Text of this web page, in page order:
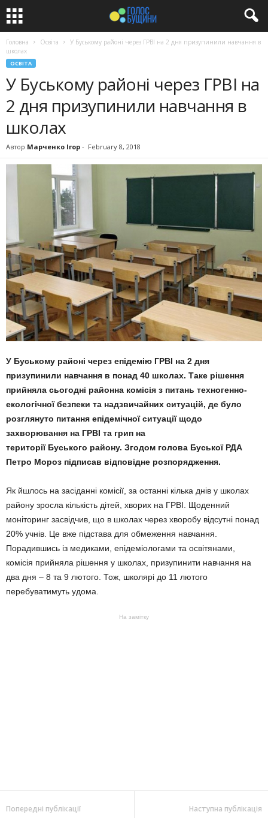
Головна Освіта
У Буському районі через ГРВІ на 2 дня призупинили навчання в
школах
ОСВІТА
У Буському районі через ГРВІ на
2 дня призупинили навчання в
школах
Автор Марченко Ігор - February 8, 2018
У Буському районі через епідемію ГРВІ на 2 дня
призупинили навчання в понад 40 школах. Таке рішення
прийняла сьогодні районна комісія з питань техногенно-
екологічної безпеки та надзвичайних ситуацій, де було
розглянуто питання епідемічної ситуації щодо
захворювання на ГРВІ та грип на
території Буського району. Згодом голова Буської РДА
Петро Мороз підписав відповідне розпорядження.
Як йшлось на засіданні комісії, за останні кілька днів у школах
району зросла кількість дітей, хворих на ГРВІ. Щоденний
моніторинг засвідчив, що в школах через хворобу відсутні понад
20% учнів. Це вже підстава для обмеження навчання.
Порадившись із медиками, епідеміологами та освітянами,
комісія прийняла рішення у школах, призупинити навчання на
два дня – 8 та 9 лютого. Тож, школярі до 11 лютого
перебуватимуть удома.
На замітку
Попередні публікації Наступна публікація